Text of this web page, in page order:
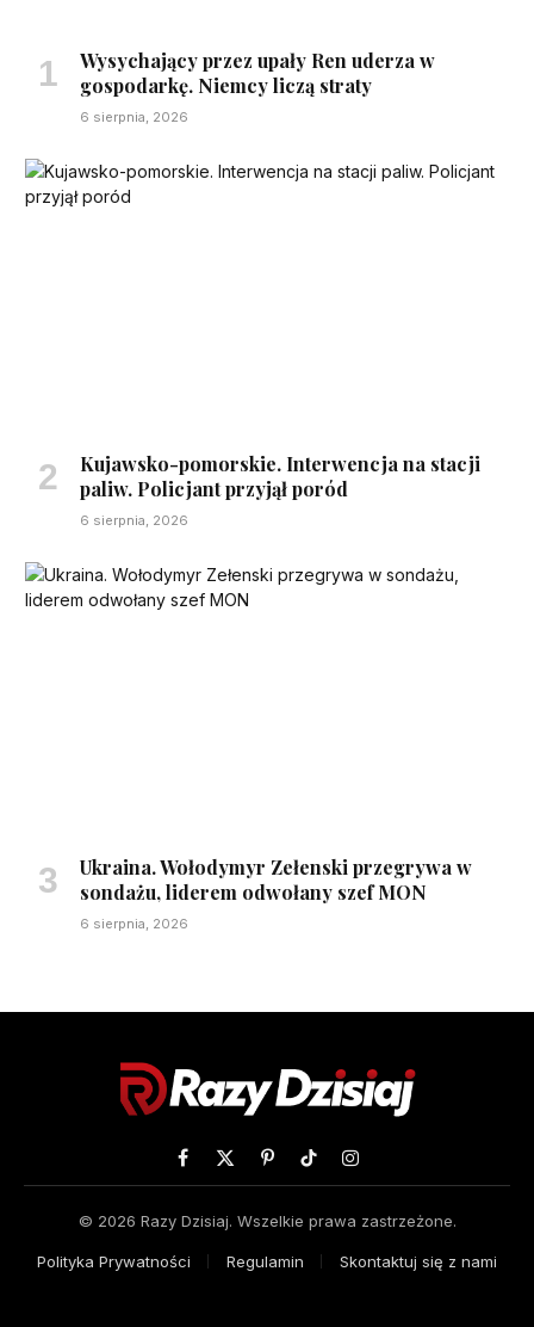
Wysychający przez upały Ren uderza w
gospodarkę. Niemcy liczą straty
6 sierpnia, 2026
Kujawsko-pomorskie. Interwencja na stacji
paliw. Policjant przyjął poród
6 sierpnia, 2026
Ukraina. Wołodymyr Zełenski przegrywa w
sondażu, liderem odwołany szef MON
6 sierpnia, 2026
Facebook
X
PinterestTikTokInstagram
© 2026 Razy Dzisiaj. Wszelkie prawa zastrzeżone.
Polityka Prywatności Regulamin Skontaktuj się z nami